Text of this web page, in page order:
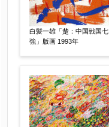
その他
絵の画面サイズ
体裁 【任意】
額装
軸装
白髪一雄「楚：中国戦国七
強」版画 1993年